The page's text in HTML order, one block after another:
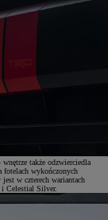
także odzwierciedla
fotelach wykończonych
w czterech wariantach
Celestial Silver.